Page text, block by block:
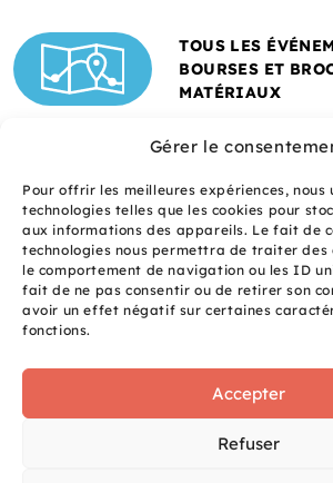
Gérer le
Pour offrir les meilleures expériences, nous
technologies telles que les cookies pour
aux informations des appareils. Le fait de
technologies nous permettra de traiter des
le comportement de navigation ou les ID
fait de ne pas consentir ou de retirer son
avoir un effet négatif sur certaines
fonctions.
Accepter
Refuser
TOUS LES
BOURSES ET
MATÉRIAUX
Un site réalisé avec
siteS
é
q
uaNe